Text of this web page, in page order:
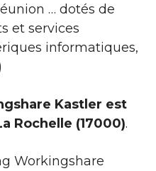
… dotés de
et services
informatiques,
Kastler est
Rochelle (17000).
Workingshare